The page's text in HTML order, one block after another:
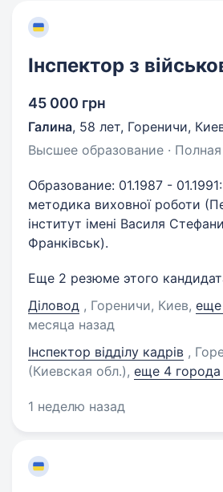
Інспектор з
45 000 грн
Галина, 58 лет, Гореничи,
Высшее образование · Полная
Образование: 01.1987 -
методика виховної роботи
інститут імені Василя
Франківськ).
Еще 2 резюме этого
Діловод , Гореничи, Киев, еще
месяца назад
Інспектор відділу кадрів ,
(Киевская обл.), еще 4 города
1 неделю назад